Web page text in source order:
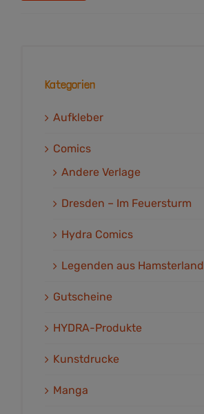
Kategorien
Aufkleber
Comics
Andere Verlage
Dresden – Im Feuersturm
Hydra Comics
Legenden aus Hamsterland
Gutscheine
HYDRA-Produkte
Kunstdrucke
Manga